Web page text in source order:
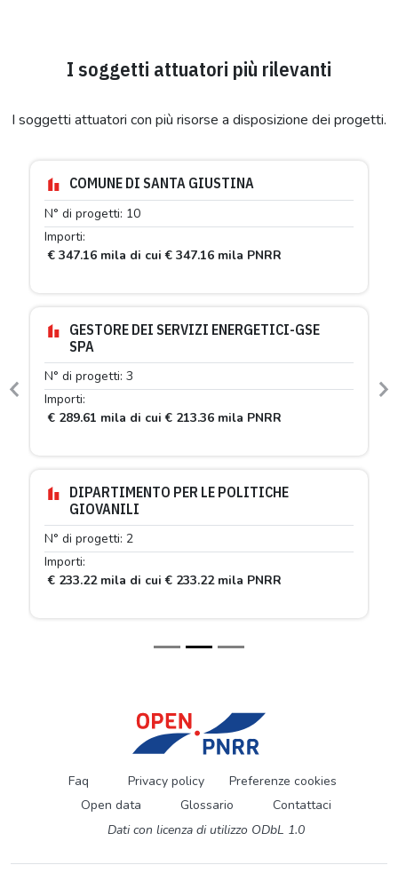
I soggetti attuatori più rilevanti
I soggetti attuatori con più risorse a disposizione dei progetti.
COMUNE DI SANTA GIUSTINA
N° di progetti: 10
Importi:
€ 347.16 mila di cui € 347.16 mila PNRR
GESTORE DEI SERVIZI ENERGETICI-GSE
SPA
N° di progetti: 3
Importi:
€ 289.61 mila di cui € 213.36 mila PNRR
DIPARTIMENTO PER LE POLITICHE
GIOVANILI
N° di progetti: 2
Importi:
€ 233.22 mila di cui € 233.22 mila PNRR
Previous
Faq Privacy policy
Preferenze cookies
Open data
Glossario
Contattaci
Dati con licenza di utilizzo ODbL 1.0